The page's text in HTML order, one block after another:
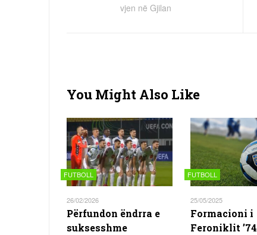
vjen në Gjilan
You Might Also Like
FUTBOLL
26/02/2026
Përfundon ëndrra e
suksesshme
FUTBOLL
25/05/2025
Formacioni i
Feroniklit ’74